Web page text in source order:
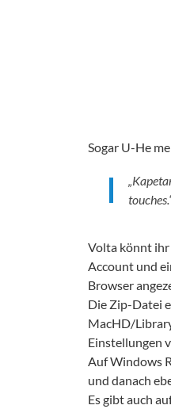
Sogar U-He
Volta könnt ihr
Account und
Browser
Die Zip-Datei
MacHD/
Einstellungen
Auf Windows
und danach
Es gibt auch